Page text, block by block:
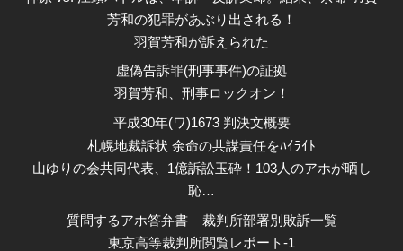
芳和の犯罪があぶり出される！
羽賀芳和が訴えられた
虚偽告訴罪(刑事事件)の証拠
羽賀芳和、刑事ロックオン！
平成30年(ワ)1673 判決文概要
札幌地裁訴状 余命の共謀責任をﾊｲﾗｲﾄ
山ゆりの会共同代表、1億訴訟玉砕！103人のアホが晒し
恥…
質問するアホ答弁書
裁判所部署別敗訴一覧
東京高等裁判所閲覧レポート-1